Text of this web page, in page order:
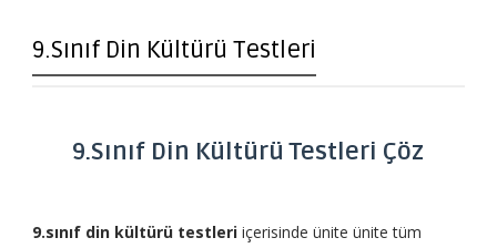
9.Sınıf Din Kültürü Testleri
9.Sınıf Din Kültürü Testleri Çöz
9.sınıf din kültürü testleriiçerisinde ünite ünite tüm